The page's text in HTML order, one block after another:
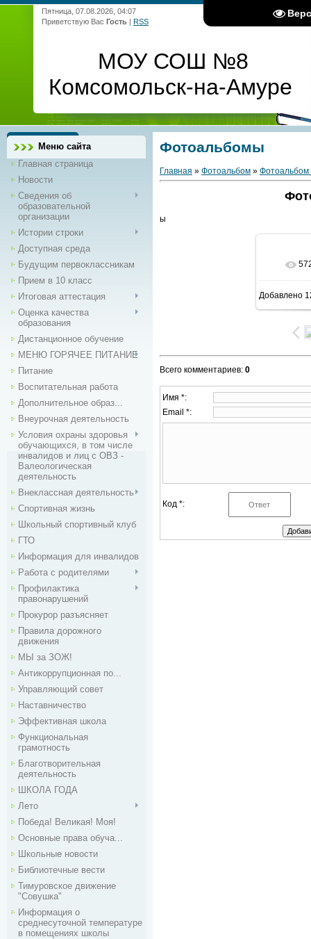
Пятница, 07.08.2026, 04:07
Приветствую Вас Гость | RSS
МОУ СОШ №8
Комсомольск-на-Амуре
Меню сайта
Главная страница
Новости
Сведения об
образовательной
организации
Истории строки
Доступная среда
Будущим первоклассникам
Прием в 10 класс
Итоговая аттестация
Оценка качества
образования
Дистанционное обучение
МЕНЮ ГОРЯЧЕЕ ПИТАНИЕ
Питание
Воспитательная работа
Дополнительное образ...
Внеурочная деятельность
Условия охраны здоровья
обучающихся, в том числе
инвалидов и лиц с ОВЗ -
Валеологическая
деятельность
Внекласcная деятельность
Спортивная жизнь
Школьный спортивный клуб
ГТО
Информация для инвалидов
Работа с родителями
Профилактика
правонарушений
Прокурор разъясняет
Правила дорожного
движения
МЫ за ЗОЖ!
Антикоррупционная по...
Управляющий совет
Наставничество
Эффективная школа
Функциональная
грамотность
Благотворительная
деятельность
ШКОЛА ГОДА
Лето
Победа! Великая! Моя!
Основные права обуча...
Школьные новости
Библиотечные вести
Тимуровское движение
"Совушка"
Информация о
среднесуточной температуре
в помещениях школы
Фотоальбомы
Главная » Фотоальбом » Фотоальбом
ы
В
Добавлено
Всего комментариев: 0
Имя *:
Email *:
Код *: